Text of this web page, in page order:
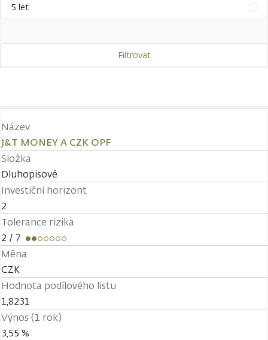
5 let
Filtrovat
Název
J&T MONEY A CZK OPF
Složka
Dluhopisové
Investiční horizont
2
Tolerance rizika
2 / 7
Měna
CZK
Hodnota podílového listu
1,8231
Výnos (1 rok)
3,55 %